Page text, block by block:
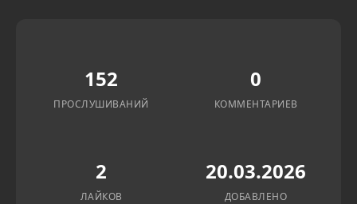
152
ПРОСЛУШИВАНИЙ
0
КОММЕНТАРИЕВ
2
ЛАЙКОВ
20.03.2026
ДОБАВЛЕНО